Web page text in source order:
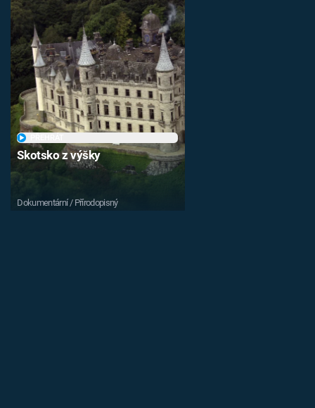
Skotsko z výšky
Dokumentární / Přírodopisný